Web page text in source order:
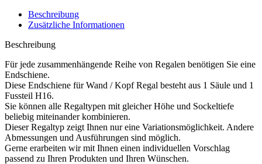
Beschreibung
Zusätzliche Informationen
Beschreibung
Für jede zusammenhängende Reihe von Regalen benötigen Sie eine
Endschiene.
Diese Endschiene für Wand / Kopf Regal besteht aus 1 Säule und 1
Fussteil H16.
Sie können alle Regaltypen mit gleicher Höhe und Sockeltiefe
beliebig miteinander kombinieren.
Dieser Regaltyp zeigt Ihnen nur eine Variationsmöglichkeit. Andere
Abmessungen und Ausführungen sind möglich.
Gerne erarbeiten wir mit Ihnen einen individuellen Vorschlag
passend zu Ihren Produkten und Ihren Wünschen.